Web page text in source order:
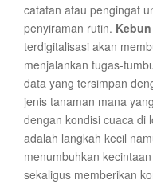
catatan atau pengingat
penyiraman rutin. Kebun
terdigitalisasi akan
menjalankan tugas-
data yang tersimpan
jenis tanaman mana
dengan kondisi cuaca di
adalah langkah kecil
menumbuhkan
sekaligus memberikan